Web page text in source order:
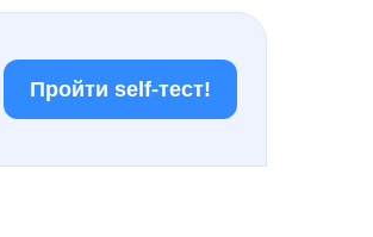
Пройти self-тест!